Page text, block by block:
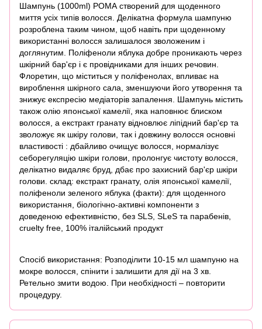
Шампунь (1000ml) РОМА створений для щоденного
миття усіх типів волосся. Делікатна формула шампуню
розроблена таким чином, щоб навіть при щоденному
використанні волосся залишалося зволоженим і
доглянутим. Поліфеноли яблука добре проникають через
шкірний бар'єр і є провідниками для інших речовин.
Флоретин, що міститься у поліфенолах, впливає на
вироблення шкірного сала, зменшуючи його утворення та
знижує експресію медіаторів запалення. Шампунь містить
також олію японської камелії, яка наповнює блиском
волосся, а екстракт гранату відновлює ліпідний бар'єр та
зволожує як шкіру голови, так і довжину волосся основні
властивості : дбайливо очищує волосся, нормалізує
себорегуляцію шкіри голови, пролонгує чистоту волосся,
делікатно видаляє бруд, дбає про захисний бар'єр шкіри
голови. склад: екстракт гранату, олія японської камелії,
поліфеноли зеленого яблука (факти): для щоденного
використання, біологічно-активні компоненти з
доведеною ефективністю, без SLS, SLeS та парабенів,
cruelty free, 100% італійський продукт
Спосіб використання: Розподілити 10-15 мл шампуню на
мокре волосся, спінити і залишити для дії на 3 хв.
Ретельно змити водою. При необхідності – повторити
процедуру.